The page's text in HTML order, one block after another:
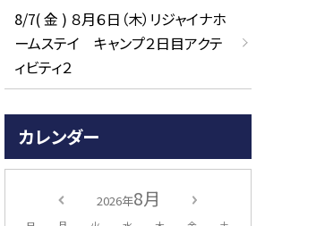
8/7( 金 ) ８月６日（木）リジャイナホ
ームステイ キャンプ２日目アクテ
ィビティ２
カレンダー
2026年8月